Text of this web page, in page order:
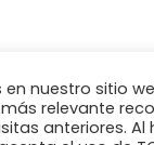
en nuestro sitio
relevante
anteriores. Al